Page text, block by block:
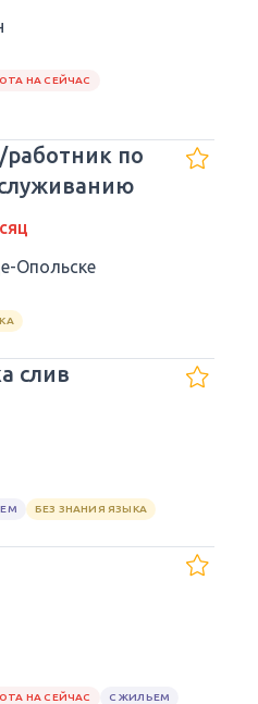
НА СЕЙЧАС
по
Опольске
слив
БЕЗ ЗНАНИЯ ЯЗЫКА
НА СЕЙЧАС
С ЖИЛЬЕМ